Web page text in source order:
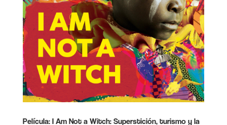
Película: I Am Not a Witch: Superstición, turismo y la